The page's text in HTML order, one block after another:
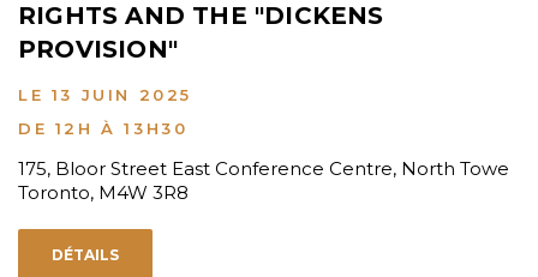
RIGHTS AND THE "DICKENS
PROVISION"
LE 13 JUIN 2025
DE 12H À 13H30
175, Bloor Street East Conference Centre, North Towe
Toronto, M4W 3R8
DÉTAILS